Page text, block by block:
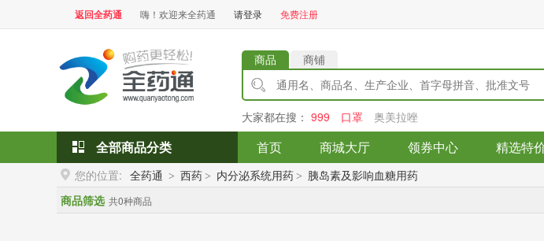
返回全药通 嗨！欢迎来全药通 请登录 免费注册
商品 商铺
大家都在搜： 999 口罩 奥美拉唑
全部商品分类 首页 商城大厅 领券中心 精选特
您的位置: 全药通 > 西药 > 内分泌系统用药 > 胰岛素及影响血糖用药
商品筛选 共0种商品